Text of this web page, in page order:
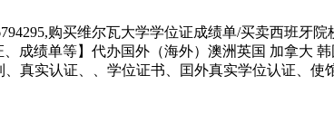
购买维尔瓦大学学位证成绩单/买卖西班牙
成绩单等】代办国外（海外）澳洲英国 加拿大
真实认证、、学位证书、囯外真实学位认证、使